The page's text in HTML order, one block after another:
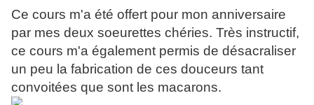
Ce cours m'a été offert pour mon anniversaire
par mes deux soeurettes chéries. Très instructif,
ce cours m'a également permis de désacraliser
un peu la fabrication de ces douceurs tant
convoitées que sont les macarons.